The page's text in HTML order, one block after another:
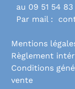
au 09 51 54 83
Par mail :
Mentions
Règlement
Conditions
vente